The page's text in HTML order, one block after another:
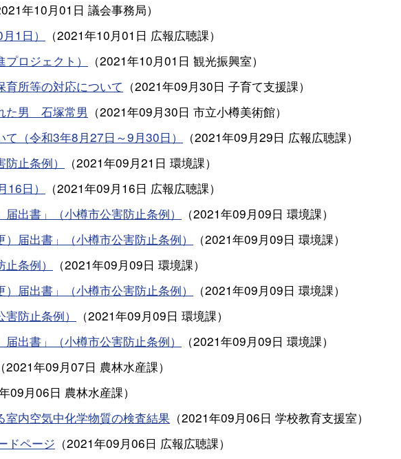
年10月01日 議会事務局）
1日）
（2021年10月01日 広報広聴課）
ロジェクト）
（2021年10月01日 観光振興室）
所等の対応について （2021年09月30日 子育て支援課）
た男 石塚常男 （2021年09月30日 市立小樽美術館）
（令和3年8月27日～9月30日）
（2021年09月29日 広報広聴課）
止条例）
（2021年09月21日 環境課）
日）
（2021年09月16日 広報広聴課）
出書」（小樽市公害防止条例）
（2021年09月09日 環境課）
届出書」（小樽市公害防止条例）
（2021年09月09日 環境課）
条例）
（2021年09月09日 環境課）
届出書」（小樽市公害防止条例）
（2021年09月09日 環境課）
防止条例）
（2021年09月09日 環境課）
出書」（小樽市公害防止条例）
（2021年09月09日 環境課）
（2021年09月07日 農林水産課）
09月06日 農林水産課）
内空気中化学物質の検査結果 （2021年09月06日 学校教育支援室）
ドページ （2021年09月06日 広報広聴課）